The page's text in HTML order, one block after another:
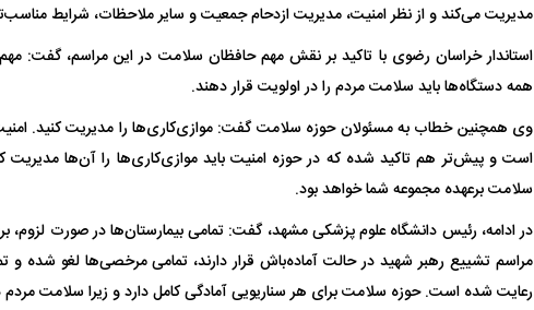
مدیریت می‌کند و از نظر امنیت، مدیریت ازدحام جمعیت و سایر ملاحظات، شرایط
استاندار خراسان رضوی با تاکید بر نقش مهم حافظان سلامت در این مراسم،
همه دستگاه‌ها باید سلامت مردم را در اولویت قرار دهند.
وی همچنین خطاب به مسئولان حوزه سلامت گفت: موازی‌کاری‌ها را مدیریت کنید.
است و پیش‌تر هم تاکید شده که در حوزه امنیت باید موازی‌کاری‌ها را آن‌ها مدیریت
سلامت برعهده مجموعه شما خواهد بود.
در ادامه، رئیس دانشگاه علوم پزشکی مشهد، گفت: تمامی بیمارستان‌ها در صورت
مراسم تشییع رهبر شهید در حالت آماده‌باش قرار دارند، تمامی مرخصی‌ها لغو شده و
رعایت شده است. حوزه سلامت برای هر سناریویی آمادگی کامل دارد و زیرا سلامت